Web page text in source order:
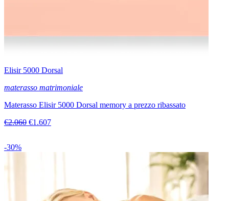
Elisir 5000 Dorsal
materasso matrimoniale
Materasso Elisir 5000 Dorsal memory a prezzo ribassato
€2.060 €1.607
-30%